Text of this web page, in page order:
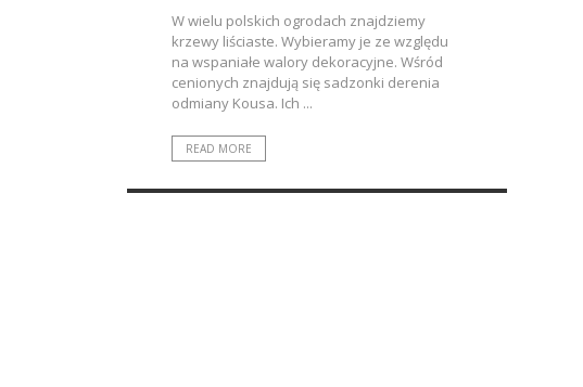
W wielu polskich ogrodach znajdziemy
krzewy liściaste. Wybieramy je ze względu
na wspaniałe walory dekoracyjne. Wśród
cenionych znajdują się sadzonki derenia
odmiany Kousa. Ich ...
READ MORE